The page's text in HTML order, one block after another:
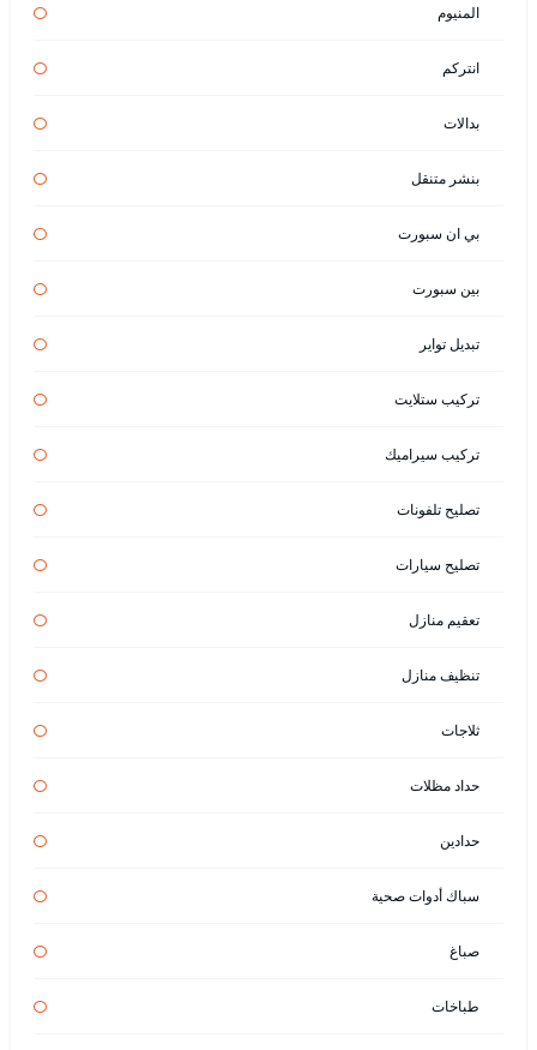
المنيوم
انتركم
بدالات
بنشر متنقل
بي ان سبورت
بين سبورت
تبديل تواير
تركيب ستلايت
تركيب سيراميك
تصليح تلفونات
تصليح سيارات
تعقيم منازل
تنظيف منازل
ثلاجات
حداد مظلات
حدادين
سباك أدوات صحية
صباغ
طباخات